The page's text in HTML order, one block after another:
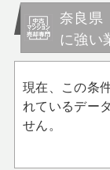
奈良県
に強い
現在、この条
れているデー
せん。